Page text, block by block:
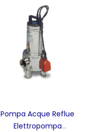
Pompa Acque Reflue
Elettropompa